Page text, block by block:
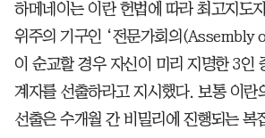
하메네이는 이란 헌법에 따라 최고지도
위주의 기구인 ‘전문가회의(Assembly
이 순교할 경우 자신이 미리 지명한 3인
계자를 선출하라고 지시했다. 보통 이란
선출은 수개월 간 비밀리에 진행되는 복